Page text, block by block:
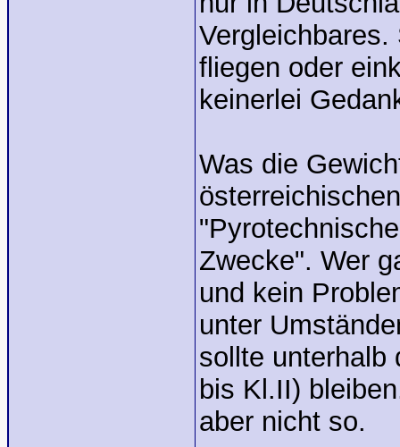
fliegen oder
keinerlei
Was die
Zwecke". Wer
und kein
unter
sollte unterhalb
bis Kl.II)
aber nicht so.